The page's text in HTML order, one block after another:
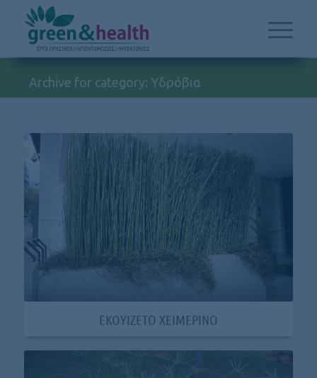
Archive for category: Υδρόβια
ΕΚΟΥΙΖΕΤΟ ΧΕΙΜΕΡΙΝΟ